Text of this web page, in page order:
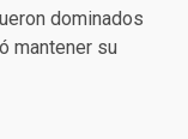
dominados
mantener su